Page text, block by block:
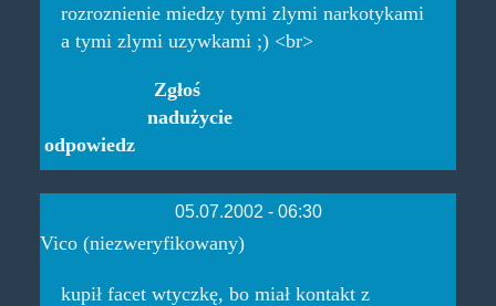
rozroznienie miedzy tymi zlymi narkotykami
a tymi zlymi uzywkami ;) <br>
odpowiedz
Zgłoś
nadużycie
05.07.2002 - 06:30
Vico (niezweryfikowany)
kupił facet wtyczkę, bo miał kontakt z